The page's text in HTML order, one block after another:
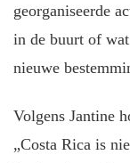
georganiseerde
in de buurt of
nieuwe
Volgens Jantine
„Costa Rica is